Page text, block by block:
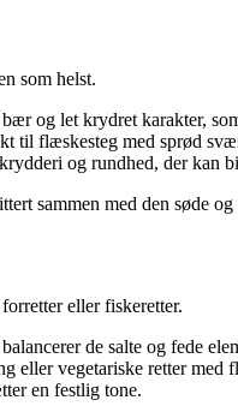
som helst.
og let krydret karakter,
til flæskesteg med sprød
og rundhed, der kan
sammen med den søde
eller fiskeretter.
de salte og fede
eller vegetariske retter med
en festlig tone.